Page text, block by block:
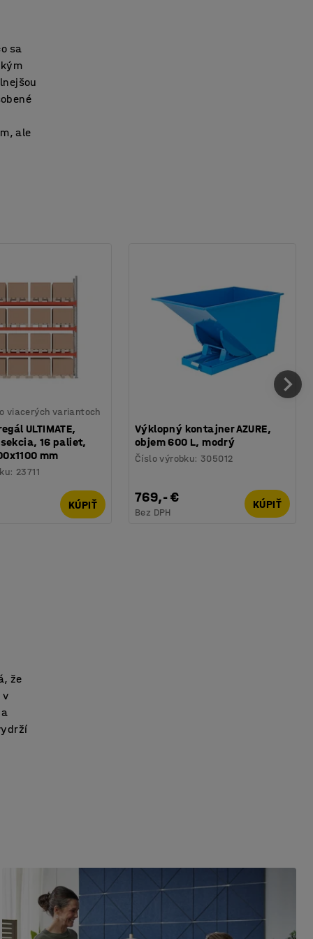
sa
ale
viacerých variantoch
ULTIMATE,
16 paliet,
mm
: 23711
KÚPIŤ
Výklopný kontajner AZURE,
objem 600 L, modrý
Číslo výrobku:305012
769,- €
Bez DPH
KÚPIŤ
že
v